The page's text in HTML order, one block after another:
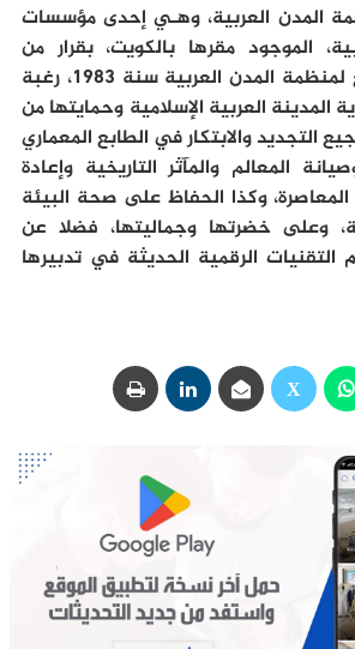
المدن العربية، وهـي إحدى مؤسسات
الموجود مقرها بالكويت، بقرار من
المؤتمر العام السابع لمنظمة المدن العربية سنة 1983، رغبة
العربية الإسلامية وحمايتها من
التجديد والابتكار في الطابع المعماري
المعالم والمآثر التاريخية وإعادة
وكذا الحفاظ على صحة البيئة
وعلى خضرتها وجماليتها، فضلا عن
الرقمية الحديثة في تدبيرها